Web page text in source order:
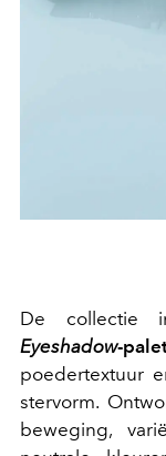
De collectie
Eyeshadow-
poedertextuur
stervorm.
beweging,